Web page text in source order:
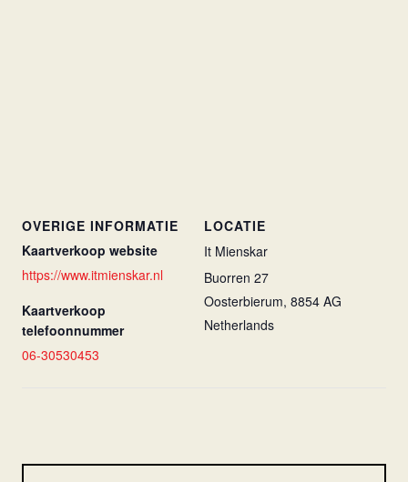
LOCATIE
It Mienskar
Buorren 27
Oosterbierum, 8854 AG
Netherlands
OVERIGE INFORMATIE
Kaartverkoop website
https://www.itmienskar.nl
Kaartverkoop
telefoonnummer
06-30530453